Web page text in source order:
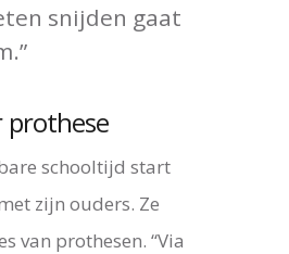
snijden gaat
prothese
schooltijd start
zijn ouders. Ze
van prothesen. “Via